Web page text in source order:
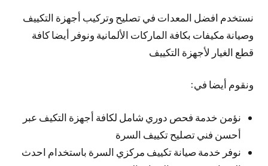
نستخدم افضل المعدات في تصليح وتركيب أجهزة التكييف
وصيانة مكيفات بكافة الماركات الألمانية ونوفر أيضا كافة
قطع الغيار لأجهزة التكييف
ونقوم أيضا في:
نؤمن خدمة فحص دوري شامل لكافة أجهزة التكيف عبر
أحسن فني تصليح تكييف السرة
نوفر خدمة صيانة تكييف مركزي السرة باستخدام احدث